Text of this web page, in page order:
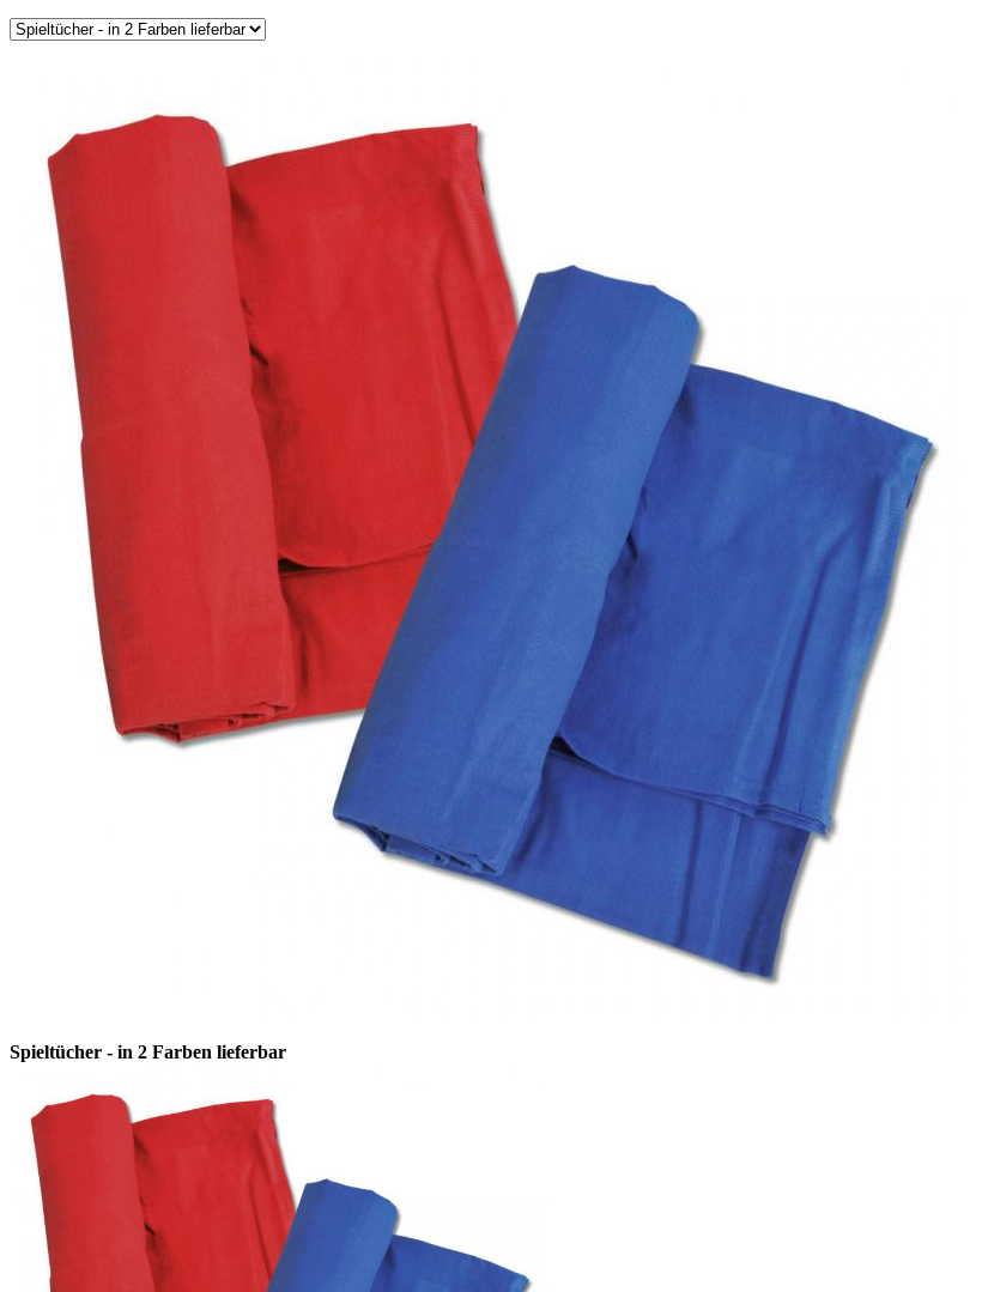
Spieltücher - in 2 Farben lieferbar